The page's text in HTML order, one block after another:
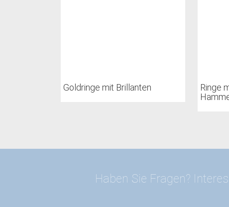
Goldringe mit Brillanten
Ringe
Haben Sie Fragen?